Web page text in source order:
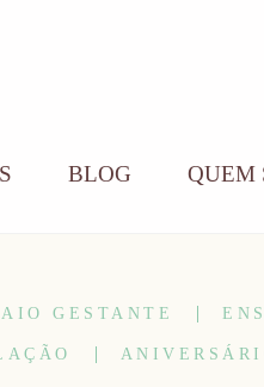
BLOG QUEM
GESTANTE